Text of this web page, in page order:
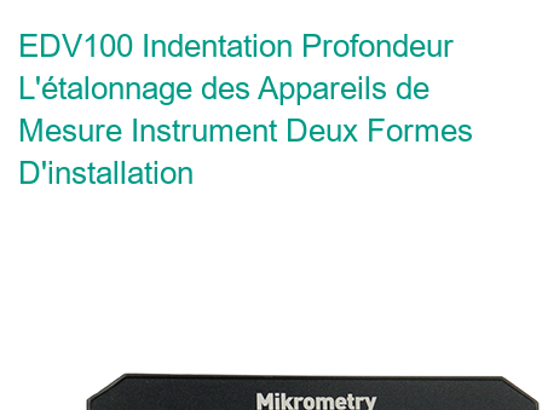
EDV100 Indentation Profondeur
L'étalonnage des Appareils de
Mesure Instrument Deux Formes
D'installation